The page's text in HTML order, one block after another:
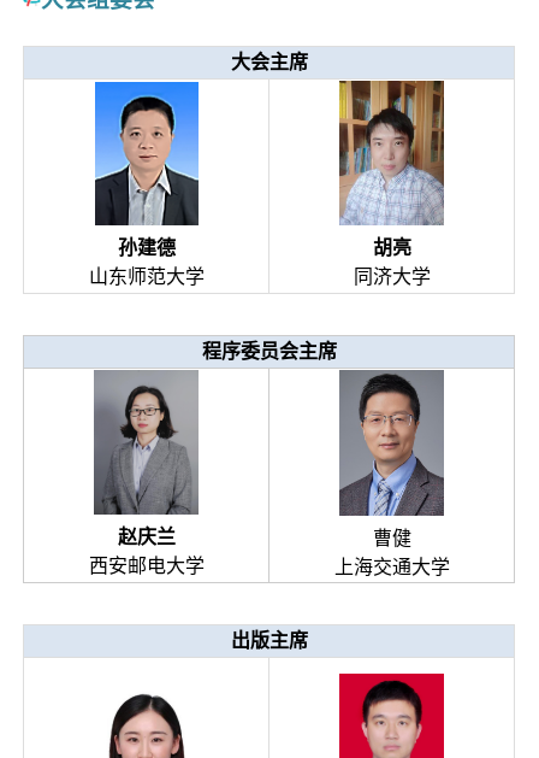
大会主席
孙建德
山东师范大学
胡亮
同济大学
程序委员会主席
赵庆兰
西安邮电大学
曹健
上海交通大学
出版主席